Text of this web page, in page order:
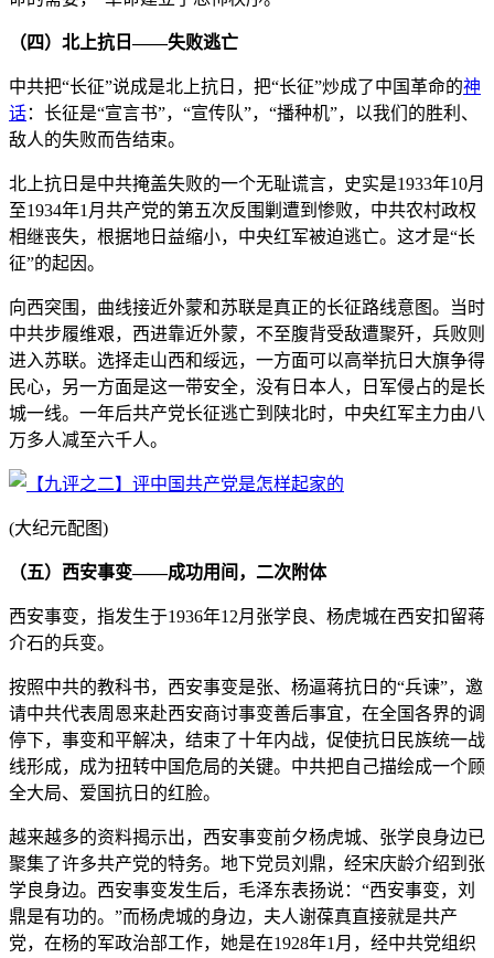
（四）北上抗日——失败逃亡
中共把“长征”说成是北上抗日，把“长征”炒成了中国革命的神
话：长征是“宣言书”，“宣传队”，“播种机”，以我们的胜利、
敌人的失败而告结束。
北上抗日是中共掩盖失败的一个无耻谎言，史实是1933年10月
至1934年1月共产党的第五次反围剿遭到惨败，中共农村政权
相继丧失，根据地日益缩小，中央红军被迫逃亡。这才是“长
征”的起因。
向西突围，曲线接近外蒙和苏联是真正的长征路线意图。当时
中共步履维艰，西进靠近外蒙，不至腹背受敌遭聚歼，兵败则
进入苏联。选择走山西和绥远，一方面可以高举抗日大旗争得
民心，另一方面是这一带安全，没有日本人，日军侵占的是长
城一线。一年后共产党长征逃亡到陕北时，中央红军主力由八
万多人减至六千人。
(大纪元配图)
（五）西安事变——成功用间，二次附体
西安事变，指发生于1936年12月张学良、杨虎城在西安扣留蒋
介石的兵变。
按照中共的教科书，西安事变是张、杨逼蒋抗日的“兵谏”，邀
请中共代表周恩来赴西安商讨事变善后事宜，在全国各界的调
停下，事变和平解决，结束了十年内战，促使抗日民族统一战
线形成，成为扭转中国危局的关键。中共把自己描绘成一个顾
全大局、爱国抗日的红脸。
越来越多的资料揭示出，西安事变前夕杨虎城、张学良身边已
聚集了许多共产党的特务。地下党员刘鼎，经宋庆龄介绍到张
学良身边。西安事变发生后，毛泽东表扬说：“西安事变，刘
鼎是有功的。”而杨虎城的身边，夫人谢葆真直接就是共产
党，在杨的军政治部工作，她是在1928年1月，经中共党组织